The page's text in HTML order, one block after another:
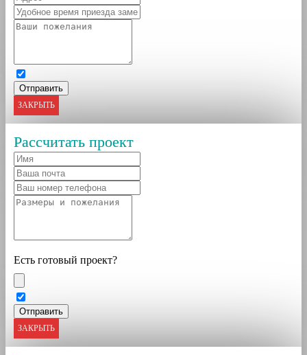
ЗАКРЫТЬ
Рассчитать проект
Есть готовый проект?
ЗАКРЫТЬ